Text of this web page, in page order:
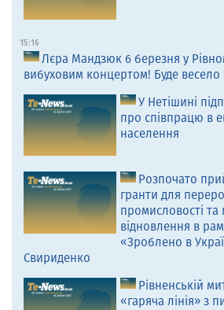
15:16
Лєра Мандзюк 6 березня у
вибуховим концертом! Буде весело
У Нетішині
про співпрацю в
населення
Розпочато
гранти для
промисловості та
відновлення в
«Зроблено в
Свириденко
Рівненській
«гаряча лінія» з